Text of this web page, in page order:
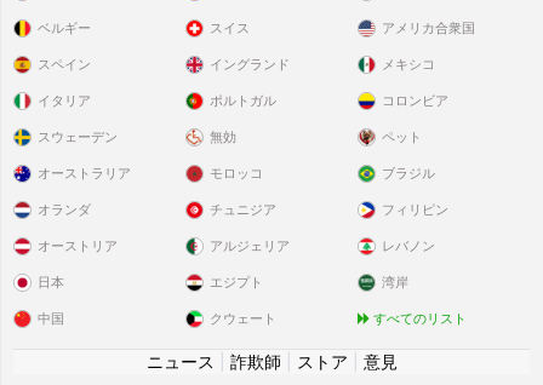
ベルギー
スペイン
イタリア
スウェーデン
スイス
イングランド
ポルトガル
無効
アメリカ合衆国
メキシコ
コロンビア
ペット
オーストラリア
オランダ
オーストリア
日本
中国
モロッコ
チュニジア
アルジェリア
エジプト
クウェート
ブラジル
フィリピン
レバノン
湾岸
すべてのリスト
ニュース 詐欺師 ストア
意見